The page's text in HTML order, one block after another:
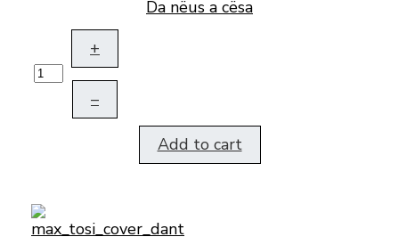
Da nëus a cësa
+
–
Add to cart